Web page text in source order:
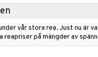
vår stora rea. Just nu är
på mängder av